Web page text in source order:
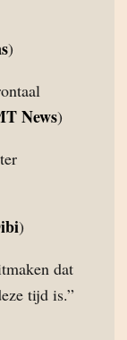
)
News)
)
dat
tijd is.”